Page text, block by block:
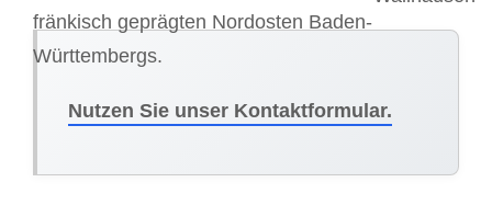
fränkisch geprägten Nordosten Baden-
Württembergs.
Nutzen Sie unser Kontaktformular.